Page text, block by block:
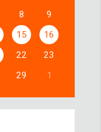
8
9
15
16
22
23
29 1